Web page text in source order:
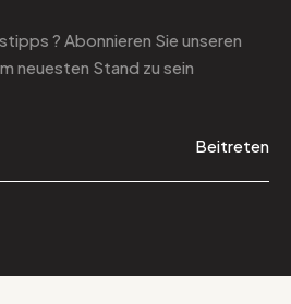
? Abonnieren Sie unseren
neuesten Stand zu sein
Beitreten